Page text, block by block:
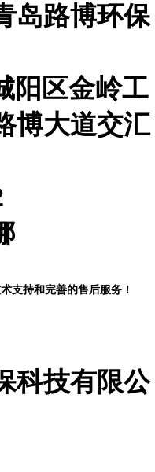
路博环保
阳区金岭工
博大道交汇
支持和完善的售后服务！
科技有限公